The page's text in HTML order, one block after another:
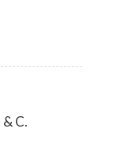
C.